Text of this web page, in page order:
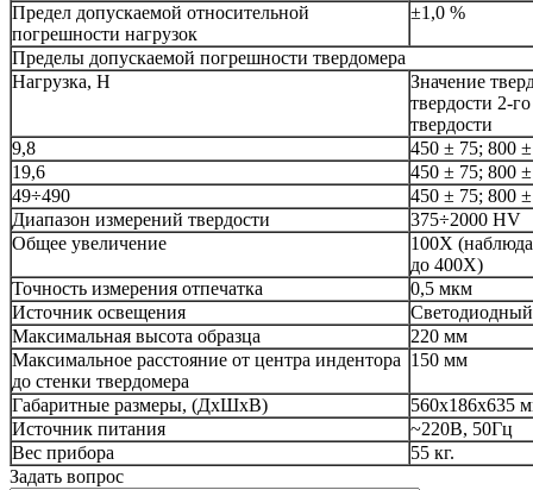
Предел допускаемой относительной
погрешности нагрузок
±1,0 %
Пределы допускаемой погрешности твердомера
Нагрузка, Н
Значение
твердости 2-
твердости
9,8
450 ± 75; 800
19,6
450 ± 75; 800
49÷490
450 ± 75; 800
Диапазон измерений твердости
375÷2000 HV
Общее увеличение
100X
до 400Х)
Точность измерения отпечатка
0,5 мкм
Источник освещения
Светодиодный
Максимальная высота образца
220 мм
Максимальное расстояние от центра индентора
до стенки твердомера
150 мм
Габаритные размеры, (ДхШхВ)
560х186х635
Источник питания
~220В, 50Гц
Вес прибора
55 кг.
Задать вопрос